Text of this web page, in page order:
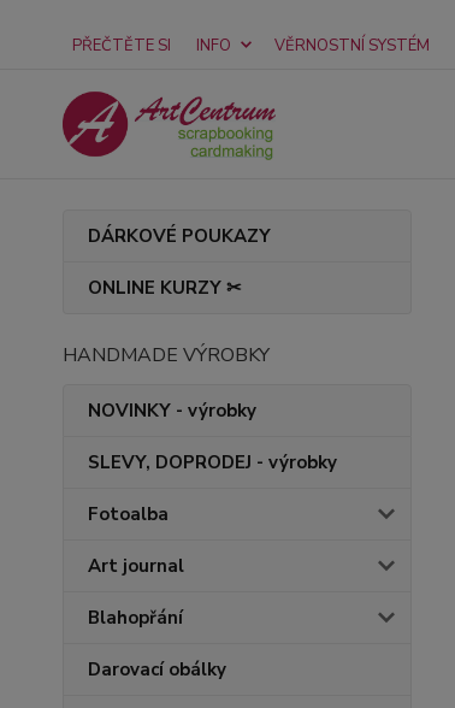
PŘEČTĚTE SI INFO VĚRNOSTNÍ SYSTÉM
DÁRKOVÉ POUKAZY
ONLINE KURZY ✂
HANDMADE VÝROBKY
NOVINKY - výrobky
SLEVY, DOPRODEJ - výrobky
Fotoalba
Art journal
Blahopřání
Darovací obálky